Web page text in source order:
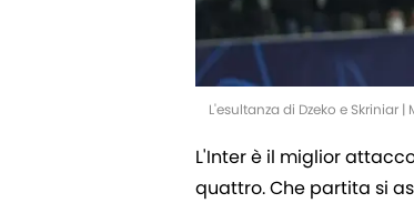
L'esultanza di Dzeko e Skriniar
L'Inter è il miglior
quattro. Che partita si